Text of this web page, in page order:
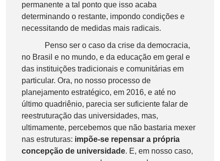
permanente a tal ponto que isso acaba
determinando o restante, impondo condições e
necessitando de medidas mais radicais.
Penso ser o caso da crise da democracia,
no Brasil e no mundo, e da educação em geral e
das instituições tradicionais e comunitárias em
particular. Ora, no nosso processo de
planejamento estratégico, em 2016, e até no
último quadriênio, parecia ser suficiente falar de
reestruturação das universidades, mas,
ultimamente, percebemos que não bastaria mexer
nas estruturas: impõe-se repensar a própria
concepção de universidade. E, em nosso caso,